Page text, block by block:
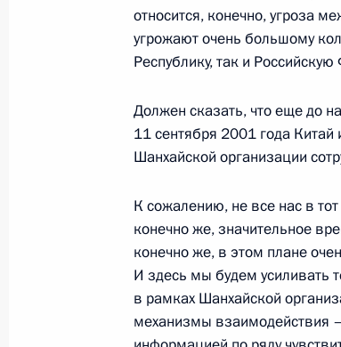
О государственной
до 2010 года»
22 ноября 2002 года, 19:37
Вступительное слово
Совместная пресс-
Бушем
22 ноября 2002 года, 00:01
относится, конечно, угроза
угрожают очень большому
Республику, так и
Должен сказать, что еще до
11 сентября 2001 года
Шанхайской организации
К сожалению, не все нас в
конечно же, значительное
конечно же, в этом плане
И здесь мы будем усиливать
в рамках Шанхайской
механизмы взаимодействия